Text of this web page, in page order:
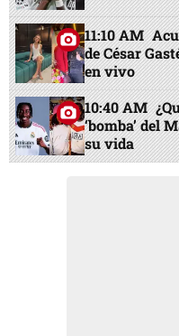
11:10 AM
de César
en vivo
10:40 AM
‘bomba’ del
su vida